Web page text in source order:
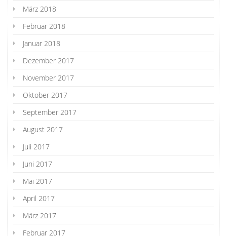
März 2018
Februar 2018
Januar 2018
Dezember 2017
November 2017
Oktober 2017
September 2017
August 2017
Juli 2017
Juni 2017
Mai 2017
April 2017
März 2017
Februar 2017